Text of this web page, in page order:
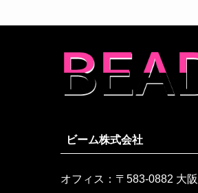
ビーム株式会社
オフィス：〒583-0882 大